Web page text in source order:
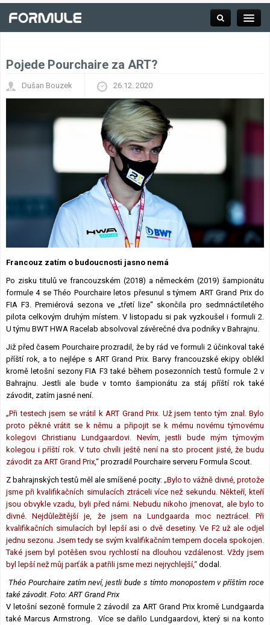
Závodní série
Týmy a jezdci F1
Lexikon F1
Pojede Pourchaire za ART?
Dušan Bouzek 26.12. 2020
Francouz zatím o budoucnosti jasno nemá
Po zisku titulů ve francouzském (2018) a německém (2019) šampionátu
formule 4 se Théo Pourchaire letos přesunul s týmem ART Grand Prix do
FIA F3. Premiérová sezona ve „třetí lize“ skončila pro sedmnáctiletého
pilota celkovým druhým místem. V listopadu si pak vyzkoušel i formuli 2.
U týmu BWT HWA Racelab absolvoval závěrečné dva podniky v Bahrajnu.
Již před časem Pourchaire prozradil, že by rád ve formuli 2 účinkoval také
příští rok, a to nejlépe s ART Grand Prix. Barvy francouzské ekipy oblékl
kromě letošní sezony FIA F3 také během posezonních testů formule 2 v
Bahrajnu. Jestli ale bude v tomto šampionátu za stáj příští rok také
závodit, zatím jasné není.
„Při testech jsem se vrátil k ART Grand Prix. Už jsem tento tým znal. Bylo
proto pěkné vrátit se k němu a připojit se k mému novému týmovému
kolegovi Christianu Lundgaardovi. Nevím, jestli bude mým týmovým
kolegou i příští rok. V tuto chvíli ještě není na sto procent jisté, že budu
závodit za ART Grand Prix,“ prozradil Pourchaire serveru Formula Scout.
Z bahrajnských testů měl ale smíšené pocity: „Bylo to vážně divné, protože
jsme při kvalifikačních simulacích ztráceli více než sekundu. Někteří, kteří
jsou obvykle vzadu, byli před námi. Nebudu nikoho jmenovat, ale bylo to
divné. Nejdůležitější je, že jsem na Lundgaarda moc neztrácel. Při
kvalifikačních simulacích byl lepší asi o dvě desetiny. Ve F2 už ale odjel
jednu sezonu. Jsem tedy se svým kvalifikačním tempem docela spokojen.
Také jsem byl potěšen svou rychlostí na dlouhou vzdálenost. Vždy jsem
byl lepší než můj parťák a patřili jsme mezi nejrychlejší,“ dodal.
Théo Pourchaire zatím neví, jestli bude s tímto monopostem v příštím roce
také závodit. Foto: ART Grand Prix
V letošní sezoně formule 2 závodil za ART Grand Prix kromě Lundgaarda
také Marcus Armstrong. Více se dařilo Lundgaardovi, který si na konto